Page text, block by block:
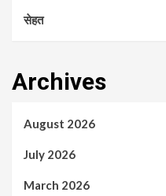
सेहत
Archives
August 2026
July 2026
March 2026